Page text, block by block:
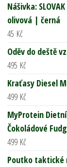
Nášivka:
olivová | černá
45 Kč
Oděv do deště
495 Kč
Kraťasy Diesel
499 Kč
MyProtein
Čokoládové
499 Kč
Poutko taktické